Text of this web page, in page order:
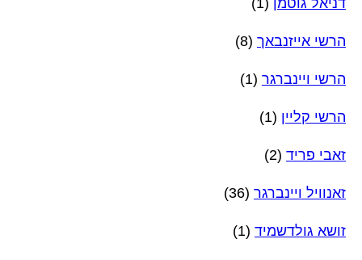
דניאל גוטמן (1)
הרשי אייזנבאך (8)
הרשי ויינברגר (1)
הרשי קליין (1)
זאבי פריד (2)
זאנוויל ויינברגר (36)
זושא גולדשמיד (1)